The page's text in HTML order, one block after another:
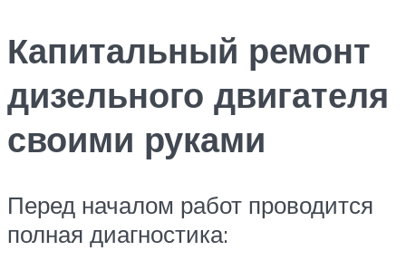
Капитальный ремонт
дизельного двигателя
своими руками
Перед началом работ проводится
полная диагностика: